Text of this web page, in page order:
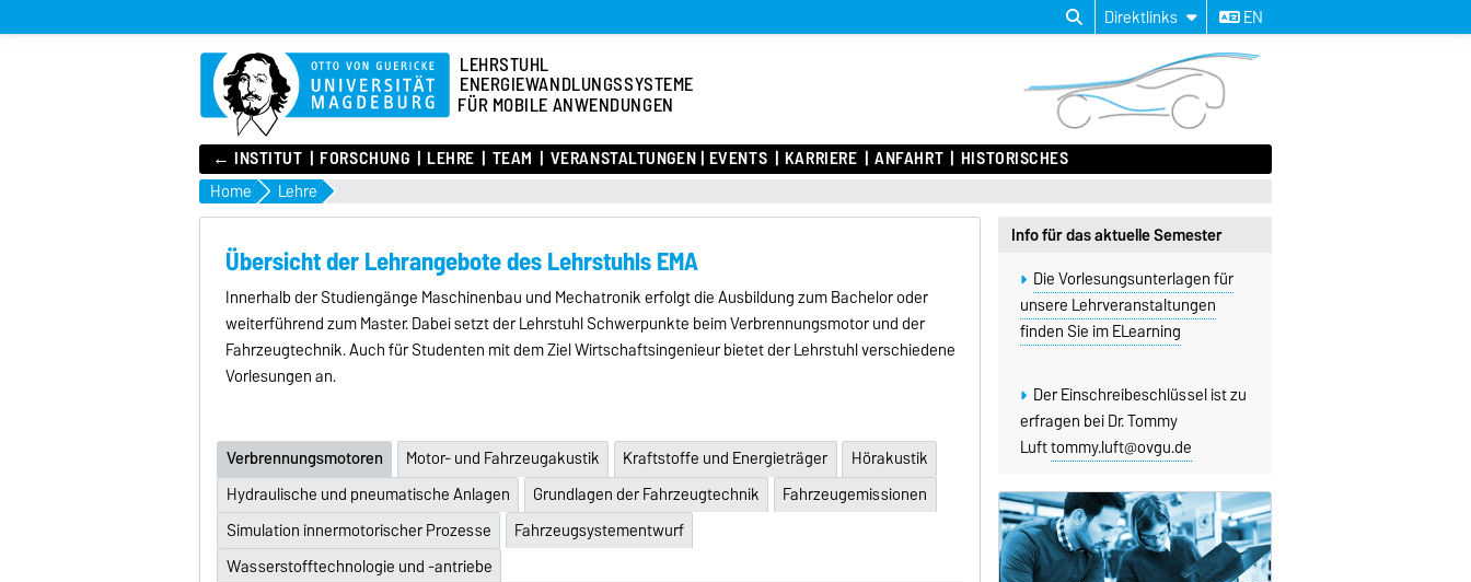
Direktlinks EN
LEHRSTUHL
ENERGIEWANDLUNGSSYSTEME
FÜR MOBILE ANWENDUNGEN
← INSTITUT FORSCHUNG LEHRE TEAM VERANSTALTUNGEN | EVENTS KARRIERE ANFAHRT HISTORISCHES
Home Lehre
Übersicht der Lehrangebote des Lehrstuhls EMA
Innerhalb der Studiengänge Maschinenbau und Mechatronik erfolgt die Ausbildung zum Bachelor oder
weiterführend zum Master. Dabei setzt der Lehrstuhl Schwerpunkte beim Verbrennungsmotor und der
Fahrzeugtechnik. Auch für Studenten mit dem Ziel Wirtschaftsingenieur bietet der Lehrstuhl verschiedene
Vorlesungen an.
Verbrennungsmotoren Motor- und Fahrzeugakustik Kraftstoffe und Energieträger
Hörakustik
Hydraulische und pneumatische Anlagen
Grundlagen der Fahrzeugtechnik
Fahrzeugemissionen
Simulation innermotorischer Prozesse
Fahrzeugsystementwurf
Wasserstofftechnologie und -antriebe
Info für das aktuelle Semester
Die Vorlesungsunterlagen für
unsere Lehrveranstaltungen
finden Sie im ELearning
Der Einschreibeschlüssel ist zu
erfragen bei Dr. Tommy
Lufttommy.luft@ovgu.de